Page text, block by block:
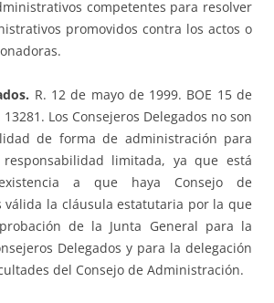
competentes para resolver
promovidos contra los actos o
R. 12 de mayo de 1999. BOE 15 de
Los Consejeros Delegados no son
de forma de administración para
limitada, ya que está
a que haya Consejo de
válida la cláusula estatutaria por la que
de la Junta General para la
Delegados y para la delegación
del Consejo de Administración.